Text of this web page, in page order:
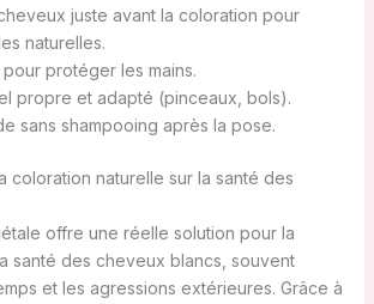
juste avant la coloration pour
naturelles.
protéger les mains.
propre et adapté (pinceaux, bols).
sans shampooing après la pose.
coloration naturelle sur la santé des
offre une réelle solution pour la
santé des cheveux blancs, souvent
et les agressions extérieures. Grâce à